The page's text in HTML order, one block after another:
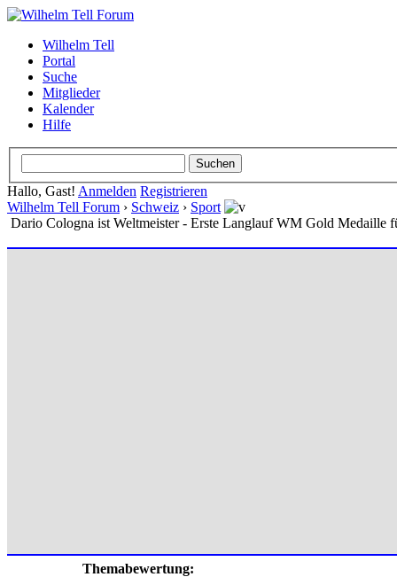
Wilhelm Tell
Portal
Suche
Mitglieder
Kalender
Hilfe
Hallo, Gast! Anmelden Registrieren
Wilhelm Tell Forum › Schweiz › Sport
Dario Cologna ist Weltmeister - Erste Langlauf WM Gold Medaille
Themabewertung: